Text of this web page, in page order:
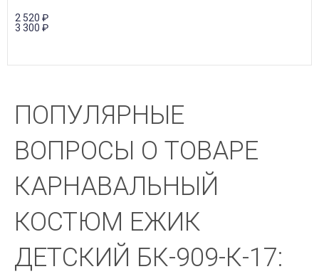
2 520 ₽
3 300 ₽
ПОПУЛЯРНЫЕ
ВОПРОСЫ О ТОВАРЕ
КАРНАВАЛЬНЫЙ
КОСТЮМ ЕЖИК
ДЕТСКИЙ БК-909-К-17: